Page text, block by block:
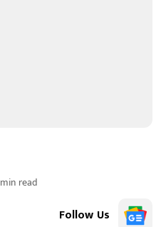
min read
Follow Us